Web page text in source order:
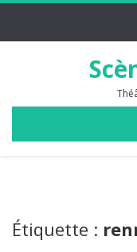
Étiquette :